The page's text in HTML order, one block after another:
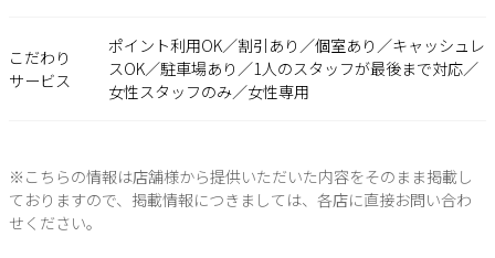
こだわり
サービス
ポイント利用OK／割引あり／個室あり／キャッシュレ
スOK／駐車場あり／1人のスタッフが最後まで対応／
女性スタッフのみ／女性専用
※こちらの情報は店舗様から提供いただいた内容をそのまま掲載し
ておりますので、掲載情報につきましては、各店に直接お問い合わ
せください。